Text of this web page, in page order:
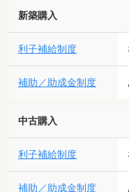
新築購入
利子補給制度
補助／助成金制度
中古購入
利子補給制度
補助／助成金制度